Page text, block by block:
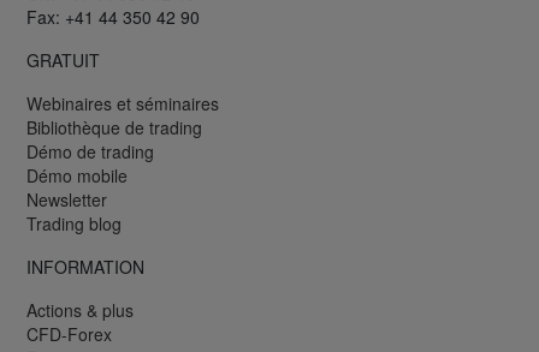
Fax: +41 44 350 42 90
GRATUIT
Webinaires et séminaires
Bibliothèque de trading
Démo de trading
Démo mobile
Newsletter
Trading blog
INFORMATION
Actions & plus
CFD-Forex